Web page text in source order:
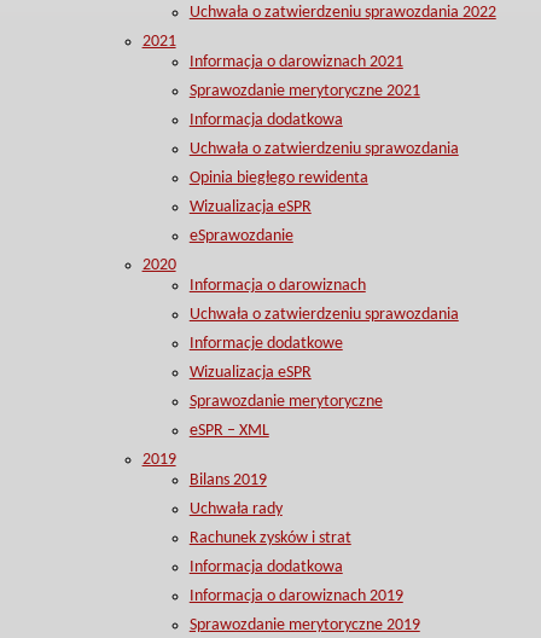
Uchwała o zatwierdzeniu sprawozdania 2022
2021
Informacja o darowiznach 2021
Sprawozdanie merytoryczne 2021
Informacja dodatkowa
Uchwała o zatwierdzeniu sprawozdania
Opinia biegłego rewidenta
Wizualizacja eSPR
eSprawozdanie
2020
Informacja o darowiznach
Uchwała o zatwierdzeniu sprawozdania
Informacje dodatkowe
Wizualizacja eSPR
Sprawozdanie merytoryczne
eSPR – XML
2019
Bilans 2019
Uchwała rady
Rachunek zysków i strat
Informacja dodatkowa
Informacja o darowiznach 2019
Sprawozdanie merytoryczne 2019